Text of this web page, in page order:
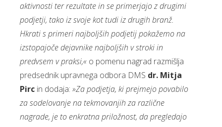
aktivnosti ter rezultate in se primerjajo z drugimi
podjetji, tako iz svoje kot tudi iz drugih branž.
Hkrati s primeri najboljših podjetij pokažemo na
izstopajoče dejavnike najboljših v stroki in
predvsem v praksi,« o pomenu nagrad razmišlja
predsednik upravnega odbora DMS dr. Mitja
Pirc in dodaja: »Za podjetja, ki prejmejo povabilo
za sodelovanje na tekmovanjih za različne
nagrade, je to enkratna priložnost, da pregledajo